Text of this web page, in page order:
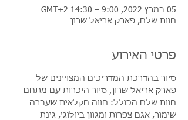
05 במרץ 2022, 9:00 – 14:30 GMT‎+2‎
חוות שלם, פארק אריאל שרון
פרטי האירוע
סיור בהדרכת המדריכים המצויינים של
פארק אריאל שרון, סיור היכרות עם מתחם
חוות שלם הכולל: חווה חקלאית שעברה
שימור, אגם צפרות ומגוון ביולוגי, גינת